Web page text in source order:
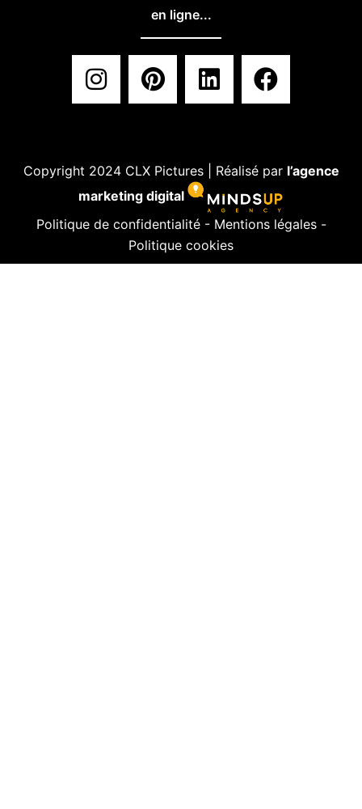
en ligne...
Copyright 2024 CLX Pictures | Réalisé par l’agence
marketing digital
Politique de confidentialité - Mentions légales -
Politique cookies